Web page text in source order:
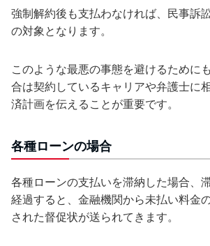
強制解約後も支払わなければ、民事訴
の対象となります。
このような最悪の事態を避けるために
合は契約しているキャリアや弁護士に
済計画を伝えることが重要です。
各種ローンの場合
各種ローンの支払いを滞納した場合、
経過すると、金融機関から未払い料金
された督促状が送られてきます。